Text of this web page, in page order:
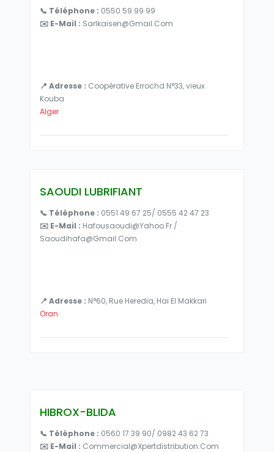
📞 Téléphone : 0550 59 99 99
✉️ E-Mail : Sarlkaisen@gmail.com
📍 Adresse : Coopérative Errochd N°33, vieux
Kouba
Alger
SAOUDI LUBRIFIANT
📞 Téléphone : 0551 49 67 25/ 0555 42 47 23
✉️ E-Mail : Hafousaoudi@yahoo.fr /
Saoudihafa@gmail.com
📍 Adresse : N°60, Rue Heredia, Hai El Makkari
Oran
HIBROX-BLIDA
📞 Téléphone : 0560 17 39 90/ 0982 43 62 73
✉️ E-Mail : Commercial@xpertdistribution.com